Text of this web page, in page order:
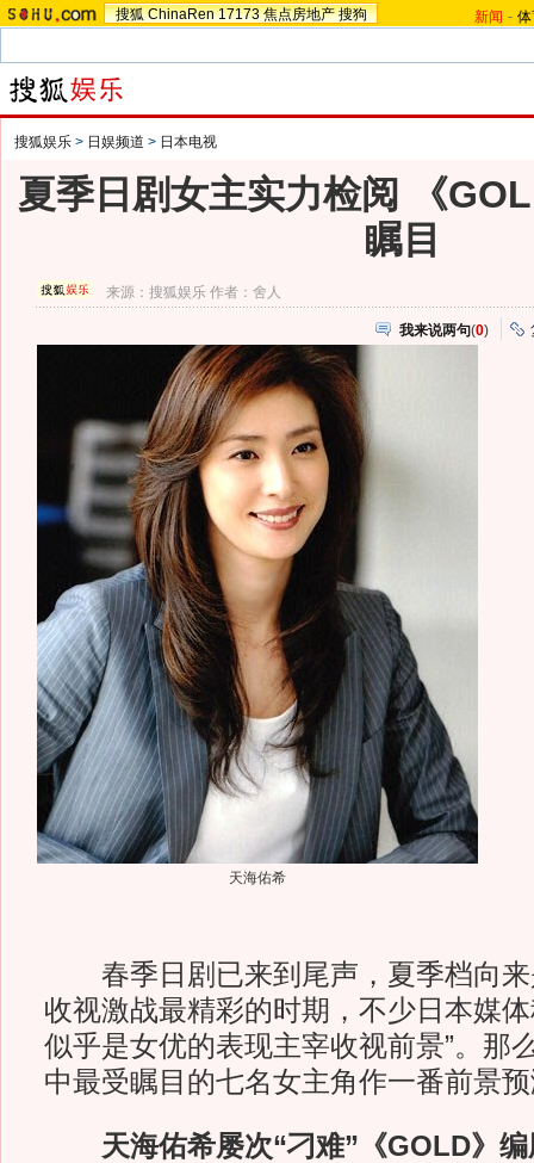
搜狐 ChinaRen 17173 焦点房地产 搜狗 新闻 -
搜狐娱乐 > 日娱频道 > 日本电视
夏季日剧女主实力检阅 《
瞩目
来源：搜狐娱乐 作者：舍人
我来说两句(0)
天海佑希
春季日剧已来到尾声，夏季档向来
收视激战最精彩的时期，不少日本媒
似乎是女优的表现主宰收视前景”。那
中最受瞩目的七名女主角作一番前景
天海佑希屡次“刁难”《GOLD》